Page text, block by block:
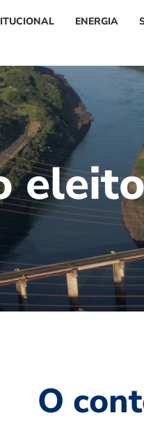
ENERGIA
eleit
O